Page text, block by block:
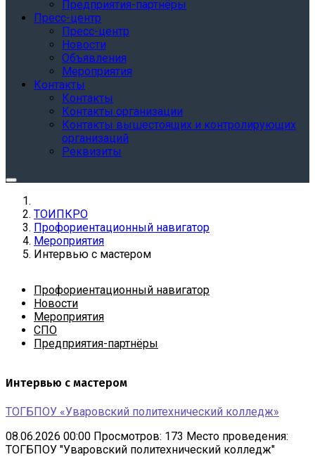
Предприятия-партнёры
Пресс-центр
Пресс-центр
Новости
Объявления
Мероприятия
Контакты
Контакты
Контакты организации
Контакты вышестоящих и контролирующих
организаций
Реквизиты
ТОИПКРО
Профориентационный навигатор
Мероприятия
Интервью с мастером
Профориентационный навигатор
Новости
Мероприятия
СПО
Предприятия-партнёры
Интервью с мастером
ТОГБПОУ «Уваровский политехнический колледж»
08.06.2026 00:00 Просмотров: 173 Место проведения:
ТОГБПОУ "Уваровский политехнический колледж"